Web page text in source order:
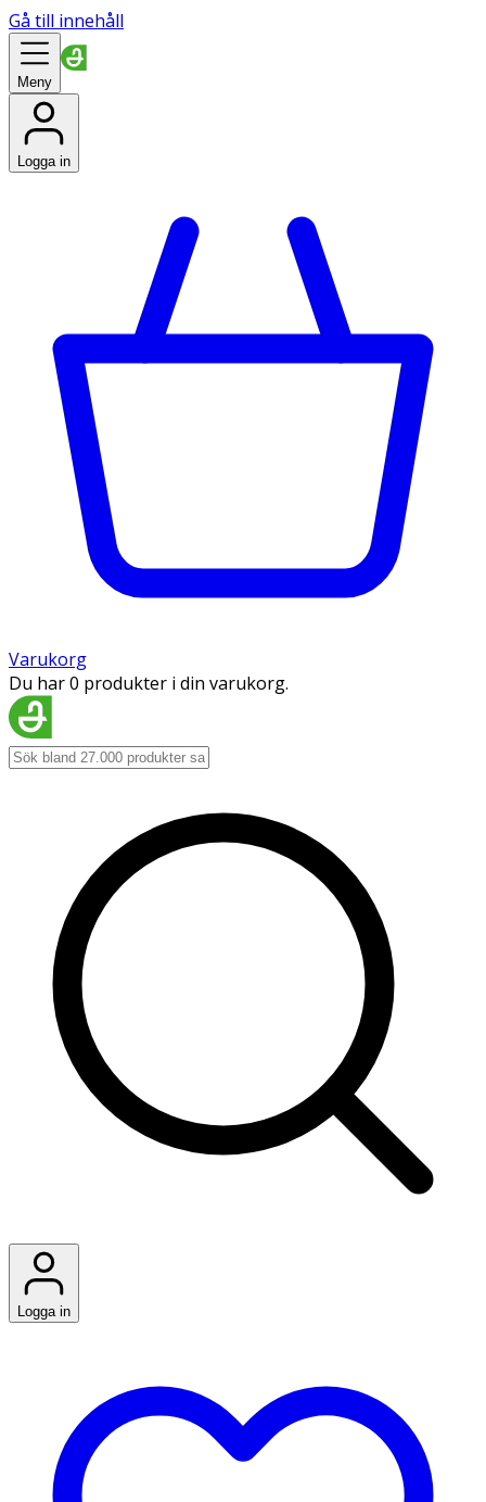
Gå till innehåll
Meny
Logga in
Varukorg
Du har 0 produkter i din varukorg.
Logga in